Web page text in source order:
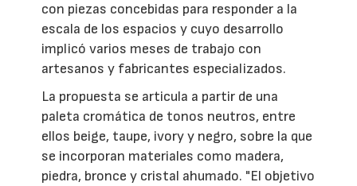
con piezas concebidas para responder a la
escala de los espacios y cuyo desarrollo
implicó varios meses de trabajo con
artesanos y fabricantes especializados.
La propuesta se articula a partir de una
paleta cromática de tonos neutros, entre
ellos beige, taupe, ivory y negro, sobre la que
se incorporan materiales como madera,
piedra, bronce y cristal ahumado. "El objetivo